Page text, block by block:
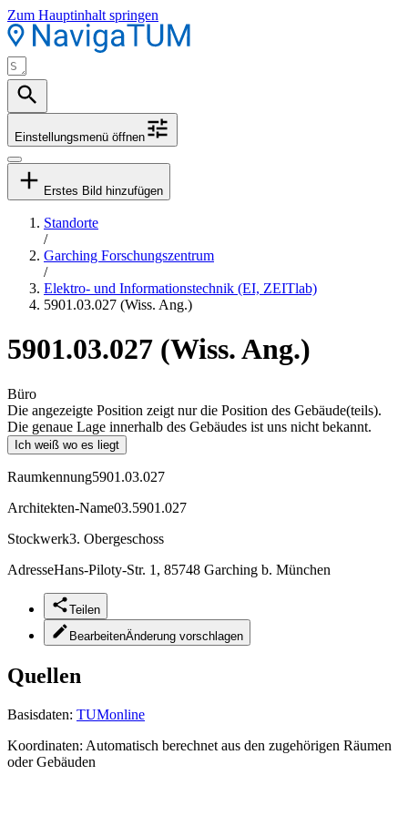
Zum Hauptinhalt springen
Einstellungsmenü öffnen
Erstes Bild hinzufügen
Standorte
/
Garching Forschungszentrum
/
Elektro- und Informationstechnik (EI, ZEITlab)
5901.03.027 (Wiss. Ang.)
5901.03.027 (Wiss. Ang.)
Büro
Die angezeigte Position zeigt nur die Position des Gebäude(teils).
Die genaue Lage innerhalb des Gebäudes ist uns nicht bekannt.
Ich weiß wo es liegt
Raumkennung5901.03.027
Architekten-Name03.5901.027
Stockwerk3. Obergeschoss
AdresseHans-Piloty-Str. 1, 85748 Garching b. München
Teilen
BearbeitenÄnderung vorschlagen
Quellen
Basisdaten: TUMonline
Koordinaten: Automatisch berechnet aus den zugehörigen Räumen
oder Gebäuden